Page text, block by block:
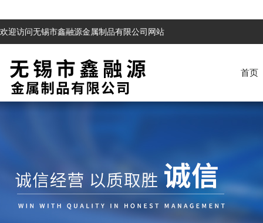
欢迎访问无锡市鑫融源金属制品有限公司网站
首页